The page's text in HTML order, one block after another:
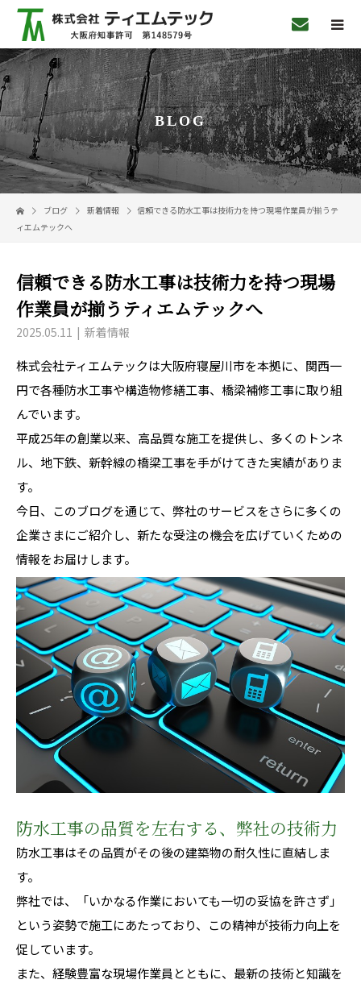
BLOG
ブログ 新着情報
信頼できる防水工事は技術力を持つ現場作業員が揃うテ
ィエムテックへ
信頼できる防水工事は技術力を持つ現場
作業員が揃うティエムテックへ
2025.05.11 新着情報
株式会社ティエムテックは大阪府寝屋川市を本拠に、関西一
円で各種防水工事や構造物修繕工事、橋梁補修工事に取り組
んでいます。
平成25年の創業以来、高品質な施工を提供し、多くのトンネ
ル、地下鉄、新幹線の橋梁工事を手がけてきた実績がありま
す。
今日、このブログを通じて、弊社のサービスをさらに多くの
企業さまにご紹介し、新たな受注の機会を広げていくための
情報をお届けします。
防水工事の品質を左右する、弊社の技術力
防水工事はその品質がその後の建築物の耐久性に直結しま
す。
弊社では、「いかなる作業においても一切の妥協を許さず」
という姿勢で施工にあたっており、この精神が技術力向上を
促しています。
また、経験豊富な現場作業員とともに、最新の技術と知識を